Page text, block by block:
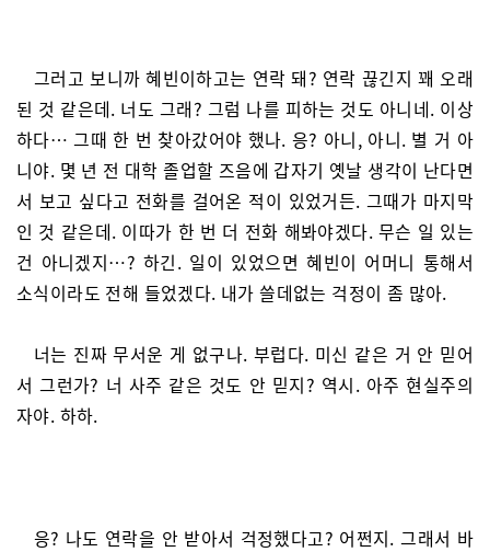
그러고 보니까 혜빈이하고는 연락 돼? 연락 끊긴지 꽤 오래
된 것 같은데. 너도 그래? 그럼 나를 피하는 것도 아니네. 이상
하다… 그때 한 번 찾아갔어야 했나. 응? 아니, 아니. 별 거 아
니야. 몇 년 전 대학 졸업할 즈음에 갑자기 옛날 생각이 난다면
서 보고 싶다고 전화를 걸어온 적이 있었거든. 그때가 마지막
인 것 같은데. 이따가 한 번 더 전화 해봐야겠다. 무슨 일 있는
건 아니겠지…? 하긴. 일이 있었으면 혜빈이 어머니 통해서
소식이라도 전해 들었겠다. 내가 쓸데없는 걱정이 좀 많아.
너는 진짜 무서운 게 없구나. 부럽다. 미신 같은 거 안 믿어
서 그런가? 너 사주 같은 것도 안 믿지? 역시. 아주 현실주의
자야. 하하.
응? 나도 연락을 안 받아서 걱정했다고? 어쩐지. 그래서 바